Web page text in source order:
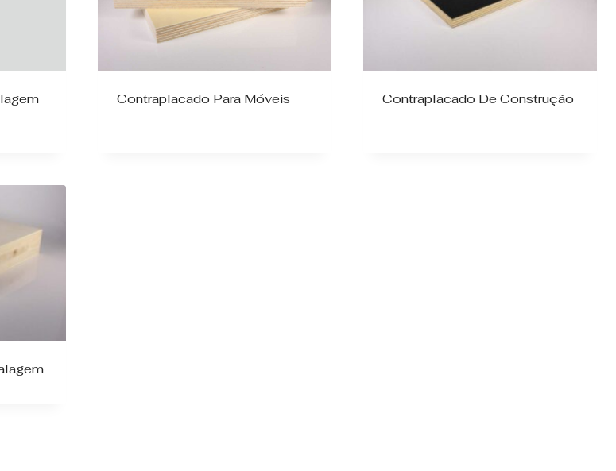
Contraplacado Para Móveis Contraplacado De Construção